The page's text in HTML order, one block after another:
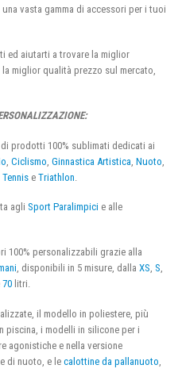
vasta gamma di accessori per i tuoi
ed aiutarti a trovare la miglior
miglior qualità prezzo sul mercato,
prodotti 100% sublimati dedicati ai
Ciclismo Ginnastica Artistica Nuoto
Tennis e Triathlon
agli Sport Paralimpici e alle
100% personalizzabili grazie alla
, disponibili in 5 misure, dalla XS, S,
70 litri.
il modello in poliestere, più
piscina, i modelli in silicone per i
agonistiche e nella versione
di nuoto, e le calottine da pallanuoto